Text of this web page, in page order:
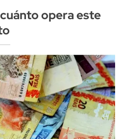
opera este